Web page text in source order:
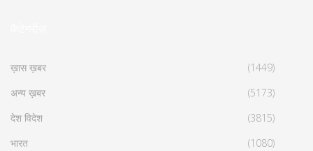
ख़ास ख़बर
(1449)
अन्य ख़बर
(5173)
देश विदेश
(3815)
भारत
(1080)